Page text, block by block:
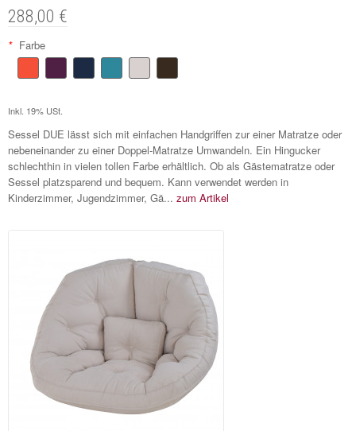
288,00 €
* Farbe
Inkl. 19% USt.
Sessel DUE lässt sich mit einfachen Handgriffen zur einer Matratze oder
nebeneinander zu einer Doppel-Matratze Umwandeln. Ein Hingucker
schlechthin in vielen tollen Farbe erhältlich. Ob als Gästematratze oder
Sessel platzsparend und bequem. Kann verwendet werden in
Kinderzimmer, Jugendzimmer, Gä... zum Artikel